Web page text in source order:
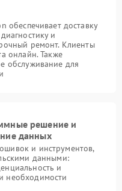
доставку
и
ремонт. Клиенты
онлайн. Также
обслуживание для
решение и
данных
и инструментов,
данными:
и
необходимости